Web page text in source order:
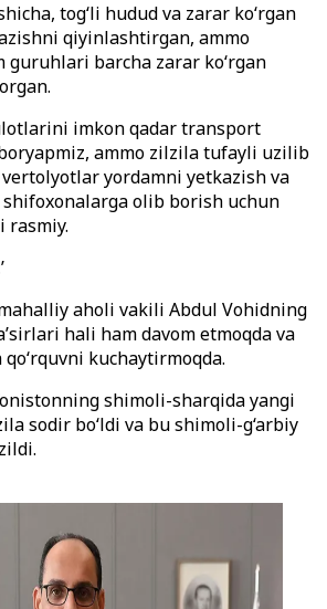
tog‘li hudud va zarar ko‘rgan
qiyinlashtirgan, ammo
guruhlari barcha zarar ko‘rgan
imkon qadar transport
ammo zilzila tufayli uzilib
yordamni yetkazish va
olib borish uchun
rasmiy.
’
aholi vakili Abdul Vohidning
hali ham davom etmoqda va
kuchaytirmoqda.
shimoli-sharqida yangi
sodir bo‘ldi va bu shimoli-g‘arbiy